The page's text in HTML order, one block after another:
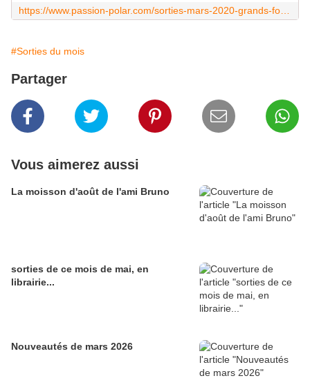
#Sorties du mois
Partager
Vous aimerez aussi
La moisson d'août de l'ami Bruno
sorties de ce mois de mai, en
librairie...
Nouveautés de mars 2026